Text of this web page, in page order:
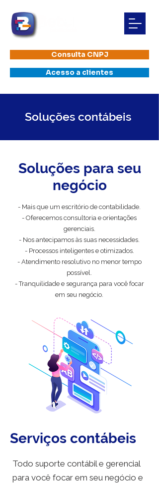
Consulta CNPJ
Acesso a clientes
Soluções contábeis
Soluções para seu
negócio
- Mais que um escritório de contabilidade.
- Oferecemos consultoria e orientações
gerenciais.
- Nos antecipamos às suas necessidades.
- Processos inteligentes e otimizados.
- Atendimento resolutivo no menor tempo
possível.
- Tranquilidade e segurança para você focar
em seu negócio.
Serviços contábeis
Todo suporte contábil e gerencial
para você focar em seu negócio e